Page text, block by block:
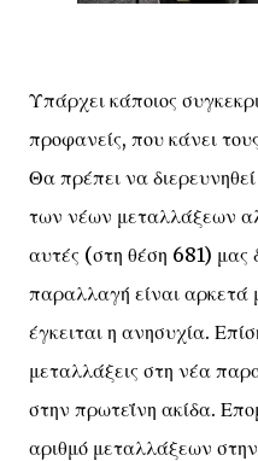
Υπάρχει κάποιος
προφανείς, που κάνει
Θα πρέπει να
των νέων μεταλλάξεων
αυτές (στη θέση 681) μας
παραλλαγή είναι αρκετά
έγκειται η ανησυχία.
μεταλλάξεις στη νέα
στην πρωτεΐνη ακίδα.
αριθμό μεταλλάξεων